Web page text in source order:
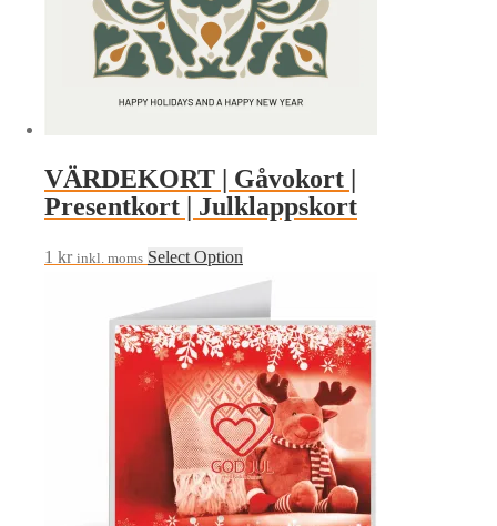
VÄRDEKORT | Gåvokort |
Presentkort | Julklappskort
1 kr inkl. moms Select Option